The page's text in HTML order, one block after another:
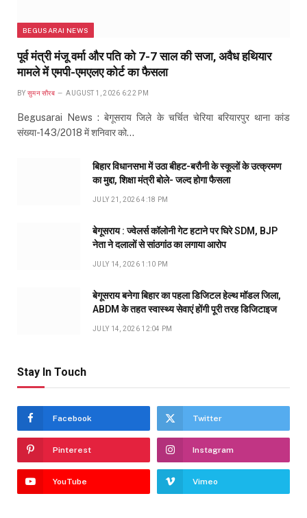
BEGUSARAI NEWS
पूर्व मंत्री मंजू वर्मा और पति को 7-7 साल की सजा, अवैध हथियार
मामले में एमपी-एमएलए कोर्ट का फैसला
BY सुमन सौरब AUGUST 1, 2026 6:22 PM
Begusarai News : बेगूसराय जिले के चर्चित चेरिया बरियारपुर थाना कांड
संख्या-143/2018 में शनिवार को…
बिहार विधानसभा में उठा बीहट-बरौनी के स्कूलों के उत्क्रमण
का मुद्दा, शिक्षा मंत्री बोले- जल्द होगा फैसला
JULY 21, 2026 4:18 PM
बेगूसराय : ज्वेलर्स कॉलोनी गेट हटाने पर घिरे SDM, BJP
नेता ने दलालों से सांठगांठ का लगाया आरोप
JULY 14, 2026 1:10 PM
बेगूसराय बनेगा बिहार का पहला डिजिटल हेल्थ मॉडल जिला,
ABDM के तहत स्वास्थ्य सेवाएं होंगी पूरी तरह डिजिटाइज
JULY 14, 2026 12:04 PM
Stay In Touch
Facebook Twitter
Pinterest Instagram
YouTube Vimeo